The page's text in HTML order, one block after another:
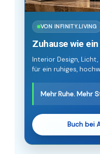
VON INFINITY.LIVING
Zuhause wie
Interior Design,
für ein ruhiges,
Mehr Ruhe. Mehr
Buch bei